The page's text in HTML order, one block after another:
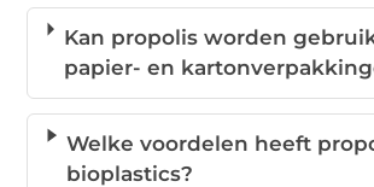
Kan propolis worden
papier- en
Welke voordelen heeft
bioplastics?